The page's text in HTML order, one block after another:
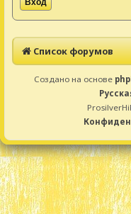
Список форумов
Создано на основе